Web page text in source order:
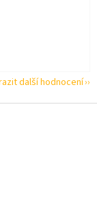
další hodnocení